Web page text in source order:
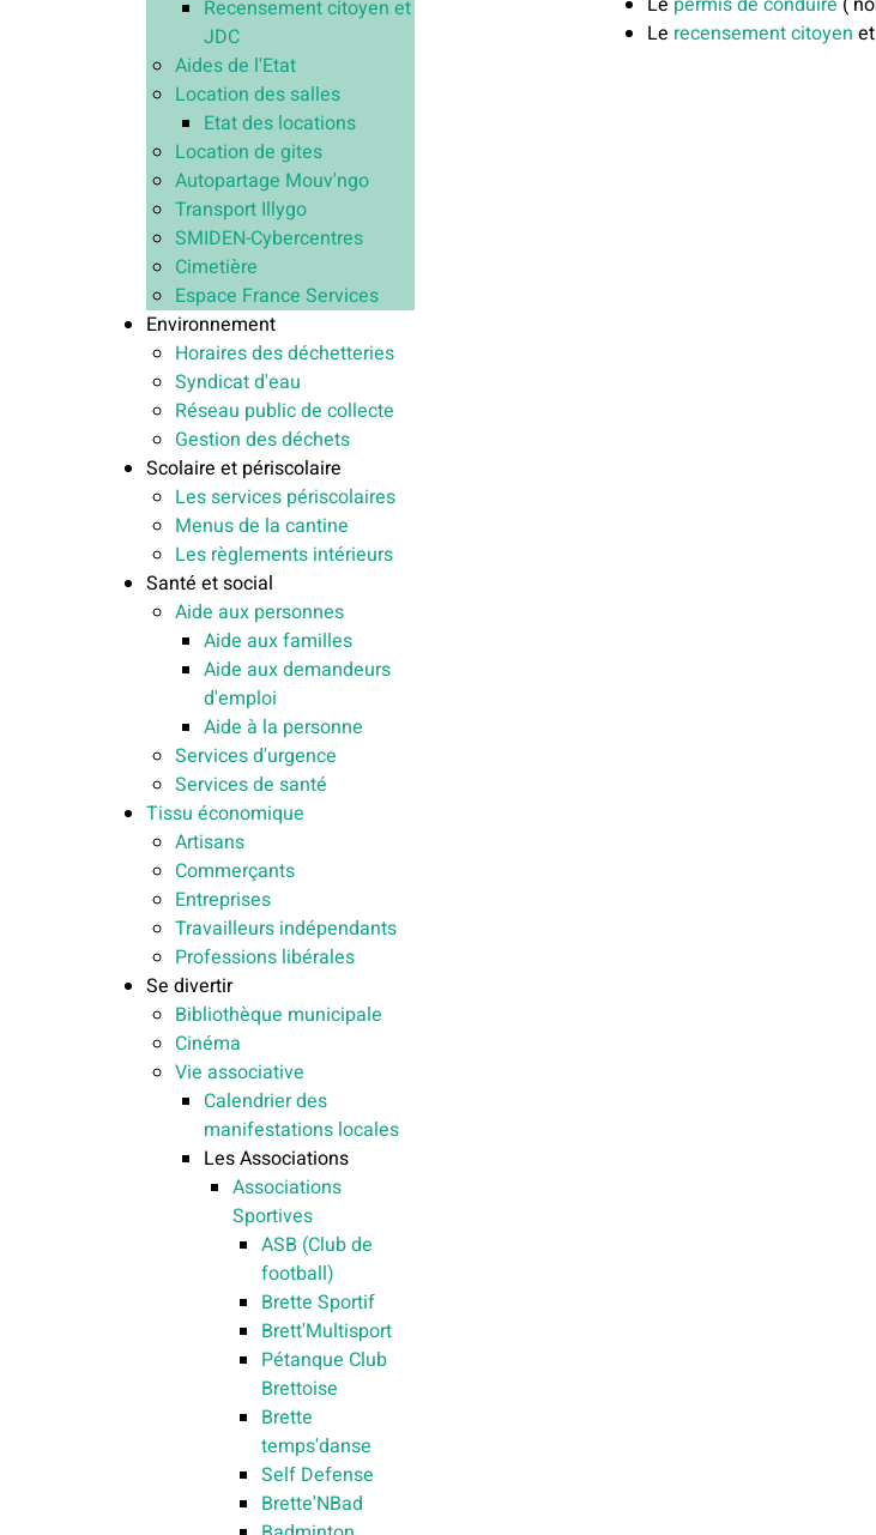
Recensement citoyen et
JDC
Aides de l'Etat
Location des salles
Etat des locations
Location de gites
Autopartage Mouv'ngo
Transport Illygo
SMIDEN-Cybercentres
Cimetière
Espace France Services
Environnement
Horaires des déchetteries
Syndicat d'eau
Réseau public de collecte
Gestion des déchets
Scolaire et périscolaire
Les services périscolaires
Menus de la cantine
Les règlements intérieurs
Santé et social
Aide aux personnes
Aide aux familles
Aide aux demandeurs
d'emploi
Aide à la personne
Services d'urgence
Services de santé
Tissu économique
Artisans
Commerçants
Entreprises
Travailleurs indépendants
Professions libérales
Se divertir
Bibliothèque municipale
Cinéma
Vie associative
Calendrier des
manifestations locales
Les Associations
Associations
Sportives
ASB (Club de
football)
Brette Sportif
Brett'Multisport
Pétanque Club
Brettoise
Brette
temps'danse
Self Defense
Brette'NBad
Le recensement citoyen